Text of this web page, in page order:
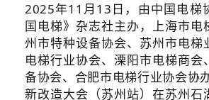
2025年11月13日，由中国电梯
国电梯》杂志社主办，上海市电
州市特种设备协会、苏州市电梯
电梯行业协会、溧阳市电梯商会
备协会、合肥市电梯行业协会协
新改造大会（苏州站）在苏州石